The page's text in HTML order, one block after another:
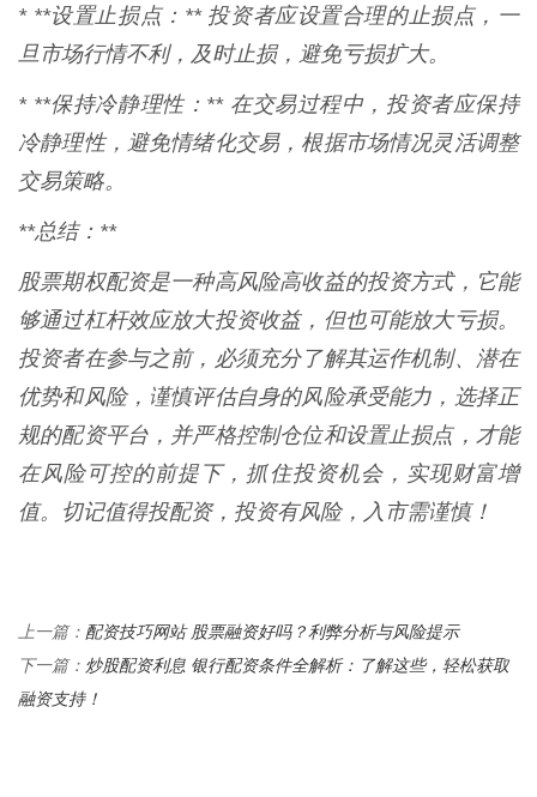
* **设置止损点：** 投资者应设置合理的止损点，一
旦市场行情不利，及时止损，避免亏损扩大。
* **保持冷静理性：** 在交易过程中，投资者应保持
冷静理性，避免情绪化交易，根据市场情况灵活调整
交易策略。
**总结：**
股票期权配资是一种高风险高收益的投资方式，它能
够通过杠杆效应放大投资收益，但也可能放大亏损。
投资者在参与之前，必须充分了解其运作机制、潜在
优势和风险，谨慎评估自身的风险承受能力，选择正
规的配资平台，并严格控制仓位和设置止损点，才能
在风险可控的前提下，抓住投资机会，实现财富增
值。切记值得投配资，投资有风险，入市需谨慎！
上一篇： 配资技巧网站 股票融资好吗？利弊分析与风险提示
下一篇： 炒股配资利息 银行配资条件全解析：了解这些，轻松获取
融资支持！